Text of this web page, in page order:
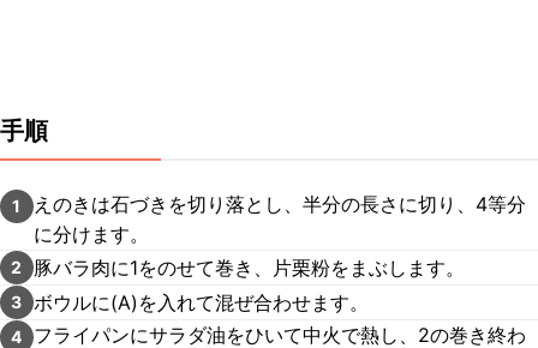
手順
1
えのきは石づきを切り落とし、半分の長さに切り、4等分
に分けます。
2 豚バラ肉に1をのせて巻き、片栗粉をまぶします。
3 ボウルに(A)を入れて混ぜ合わせます。
4
フライパンにサラダ油をひいて中火で熱し、2の巻き終わ